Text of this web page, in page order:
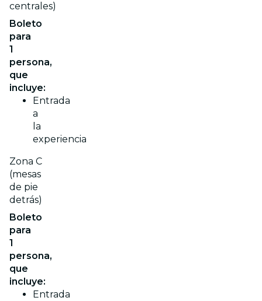
centrales)
Boleto
para
1
persona,
que
incluye:
Entrada
a
la
experiencia
Zona C
(mesas
de pie
detrás)
Boleto
para
1
persona,
que
incluye:
Entrada